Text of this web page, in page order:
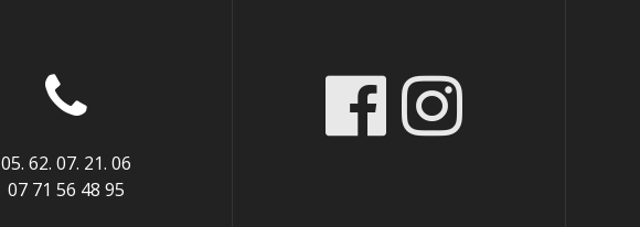
05. 62. 07. 21. 06
07 71 56 48 95